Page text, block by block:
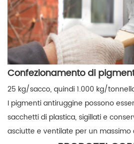
Confezionamento di
25 kg/sacco, quindi 1.000 kg/
I pigmenti antiruggine possono
sacchetti di plastica, sigillati e
asciutte e ventilate per un massimo